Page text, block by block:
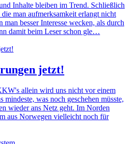
Inhalte bleiben im Trend. Schließlich
man aufmerksamkeit erlangt nicht
besser Interesse wecken, als durch
damit beim Leser schon gle…
jetzt!
allein wird uns nicht vor einem
mindeste, was noch geschehen müsste,
wieder ans Netz geht. Im Norden
aus Norwegen vielleicht noch für